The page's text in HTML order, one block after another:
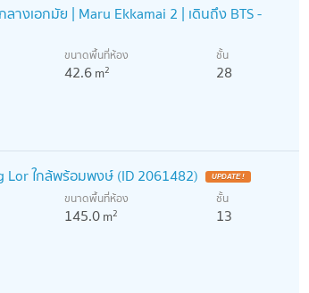
างเอกมัย | Maru Ekkamai 2 | เดินถึง BTS -
ขนาดพื้นที่ห้อง
42.6m2
ชั้น
28
Lor ใกล้พร้อมพงษ์ (ID 2061482)
ขนาดพื้นที่ห้อง
145.0m2
ชั้น
13